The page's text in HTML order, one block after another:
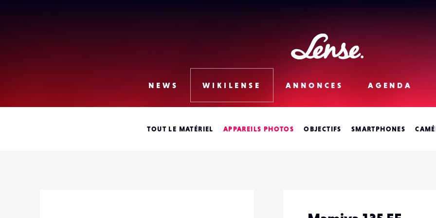
Lense
NEWS WIKILENSE ANNONCES AGENDA
TOUT LE MATÉRIEL APPAREILS PHOTOS OBJECTIFS SMARTPHONES